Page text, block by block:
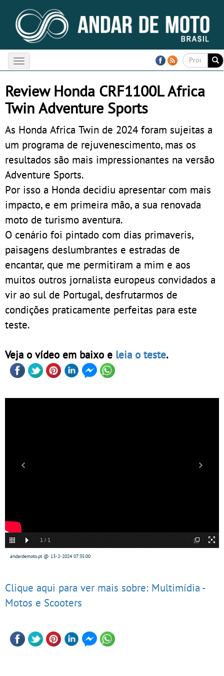
Toggle
navigation
Review Honda CRF1100L Africa
Twin Adventure Sports
As Honda Africa Twin de 2024 foram sujeitas a
um programa de rejuvenescimento, mas os
resultados são mais impressionantes na versão
Adventure Sports.
Por isso a Honda decidiu apresentar com mais
impacto, e em primeira mão, a sua renovada
moto de turismo aventura.
O cenário foi pintado com dias primaveris,
paisagens deslumbrantes e estradas de
encantar, que me permitiram a mim e aos
muitos outros jornalista europeus convidados a
vir ao sul de Portugal, desfrutarmos de
condições praticamente perfeitas para este
teste.
Veja o vídeo em baixo e leia o teste.
1 / 1
andardemoto.pt @ 13-2-2024 07:35:00
Clique aqui para ver mais sobre: Multimídia -
Motos e Scooters